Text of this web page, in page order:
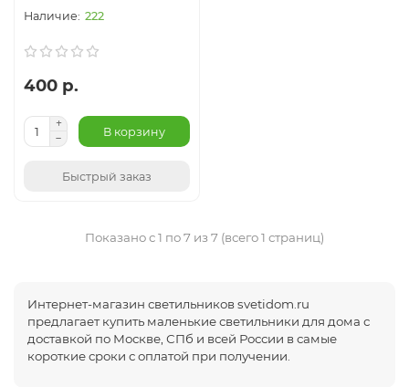
222
400 р.
В корзину
Быстрый заказ
Показано с 1 по 7 из 7 (всего 1 страниц)
Интернет-магазин светильников svetidom.ru
предлагает купить маленькие светильники для дома с
доставкой по Москве, СПб и всей России в самые
короткие сроки с оплатой при получении.